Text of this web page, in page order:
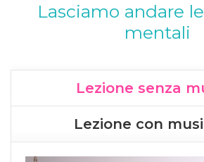
Lasciamo andare
mentali
Lezione senza
Lezione con